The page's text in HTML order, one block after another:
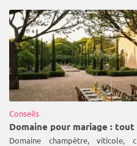
Conseils
Domaine champêtre, viticole,